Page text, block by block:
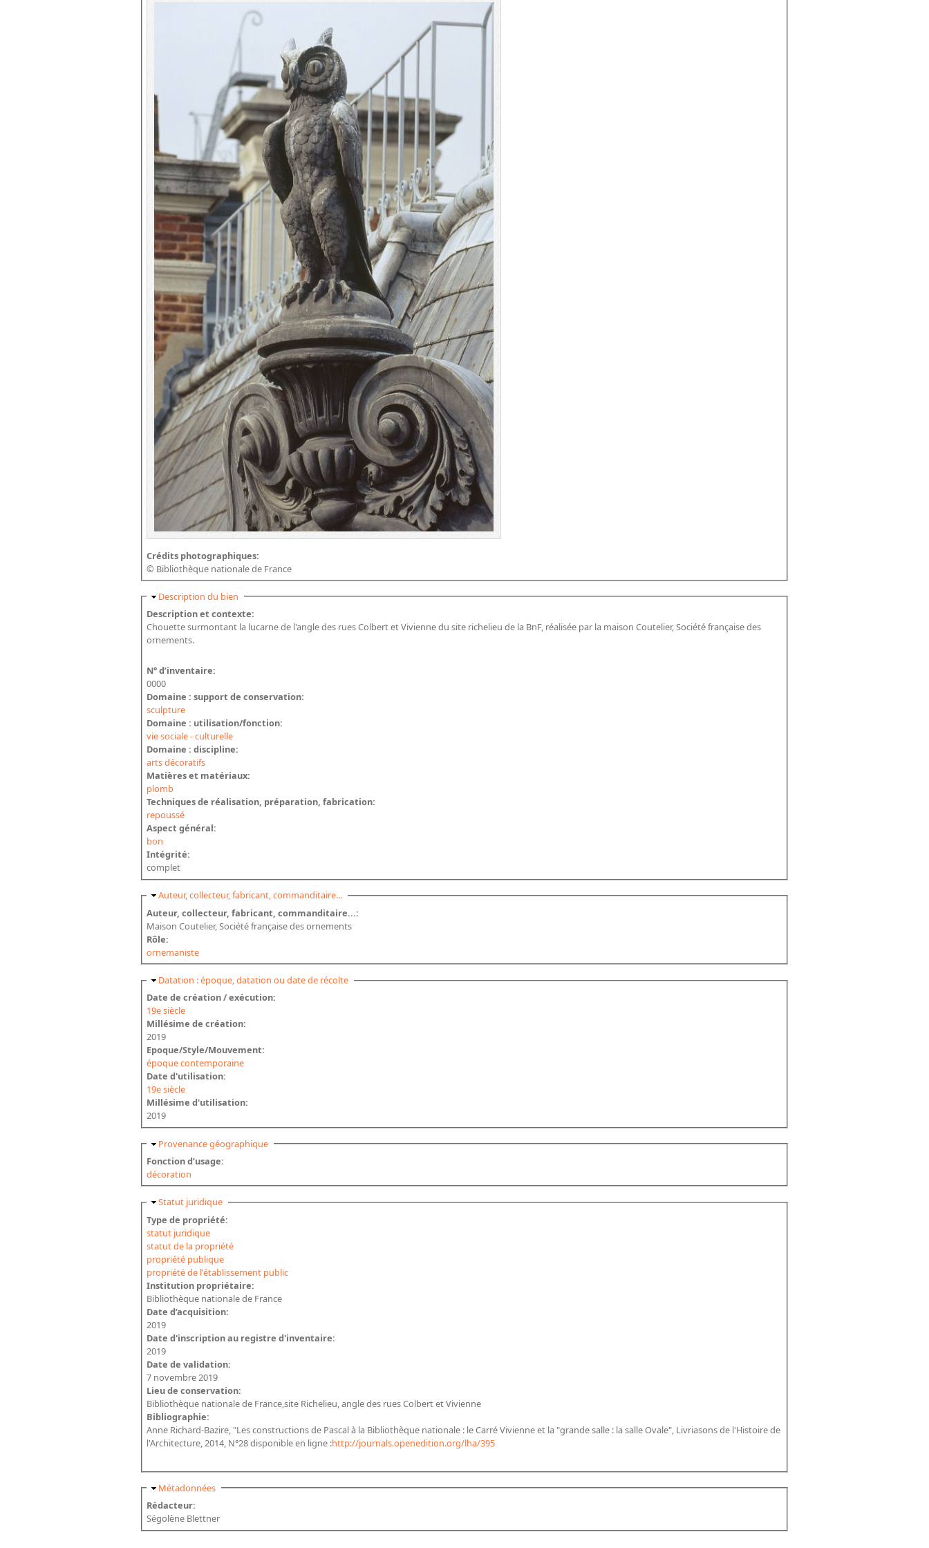
Crédits photographiques:
© Bibliothèque nationale de France
Masquer
Description du bien
Description et contexte:
Chouette surmontant la lucarne de l'angle des rues Colbert et Vivienne du site richelieu de la BnF, réalisée par la maison Coutelier, Société française des
ornements.
N° d’inventaire:
0000
Domaine : support de conservation:
sculpture
Domaine : utilisation/fonction:
vie sociale - culturelle
Domaine : discipline:
arts décoratifs
Matières et matériaux:
plomb
Techniques de réalisation, préparation, fabrication:
repoussé
Aspect général:
bon
Intégrité:
complet
Masquer
Auteur, collecteur, fabricant, commanditaire...
Auteur, collecteur, fabricant, commanditaire...:
Maison Coutelier, Société française des ornements
Rôle:
ornemaniste
Masquer
Datation : époque, datation ou date de récolte
Date de création / exécution:
19e siècle
Millésime de création:
2019
Epoque/Style/Mouvement:
époque contemporaine
Date d'utilisation:
19e siècle
Millésime d'utilisation:
2019
Masquer
Provenance géographique
Fonction d’usage:
décoration
Masquer
Statut juridique
Type de propriété:
statut juridique
statut de la propriété
propriété publique
propriété de l'établissement public
Institution propriétaire:
Bibliothèque nationale de France
Date d’acquisition:
2019
Date d'inscription au registre d'inventaire:
2019
Date de validation:
7 novembre 2019
Lieu de conservation:
Bibliothèque nationale de France,site Richelieu, angle des rues Colbert et Vivienne
Bibliographie:
Anne Richard-Bazire, "Les constructions de Pascal à la Bibliothèque nationale : le Carré Vivienne et la "grande salle : la salle Ovale", Livriasons de l'Histoire de
l'Architecture, 2014, N°28 disponible en ligne :http://journals.openedition.org/lha/395
Masquer
Métadonnées
Rédacteur:
Ségolène Blettner